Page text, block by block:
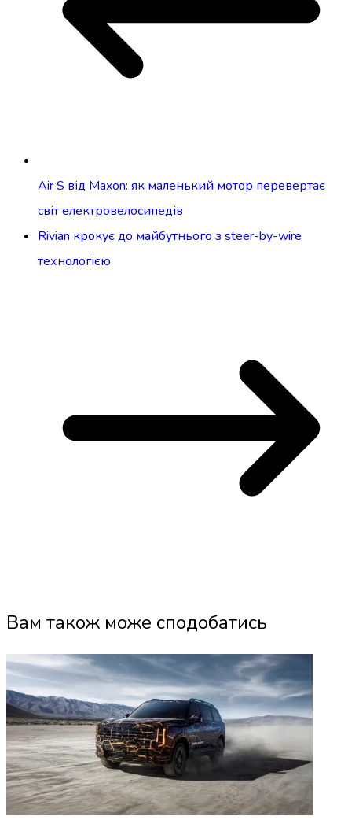
Air S від Maxon: як маленький мотор перевертає
світ електровелосипедів
Rivian крокує до майбутнього з steer-by-wire
технологією
Вам також може сподобатись